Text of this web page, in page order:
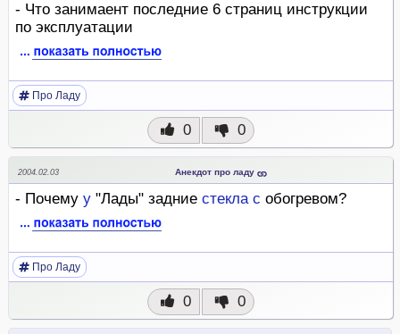
- Что занимаент последние 6 страниц инструкции
по эксплуатации
Про Ладу
0 0
2004.02.03 Анекдот про ладу
- Почему у "Лады" задние стекла с обогревом?
Про Ладу
0 0